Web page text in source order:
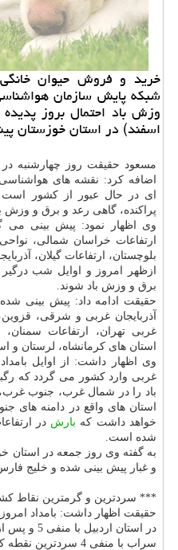
خرید و فروش حیوان
شبكه پایش سازمان
اسفند) در استان خوزستان
مسعود حقیقت روز چهارشنبه در
اضافه كرد: نقشه های
ای در حال عبور از كشور است
پراكنده، گاهی رعد و برق و
وی اظهار نمود: پیش بینی می
ارتفاعات خراسان شمالی،
بلوچستان، ارتفاعات گیلان،
ازظهر امروز و اوایل شب درگیر
برق و وزش باد شوند.
حقیقت ادامه داد: پیش بینی
آذربایجان غربی و شرقی،
غربی تهران، ارتفاعات
استان های كرمانشاه، لرستان و
وی اظهار داشت: از اوایل
غربی وارد كشور می گردد كه
باد را در شمال غرب، جنوب
استان های واقع در دامنه های
خواهد داشت كه بارش در
شده است.
به گفته وی روز جمعه در استان
و غبار پیش بینی شده و خلیج
*** سردترین و گرمترین نقاط
حقیقت اظهار داشت: بامداد
در استان
سراب با منفی 4 سردترین نقطه كشور بودند.